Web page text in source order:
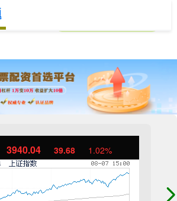
3940.04 39.68 1.02%